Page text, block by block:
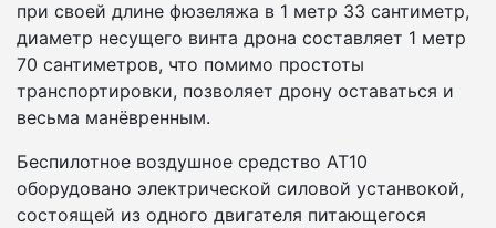
при своей длине фюзеляжа в 1 метр 33 сантиметр,
диаметр несущего винта дрона составляет 1 метр
70 сантиметров, что помимо простоты
транспортировки, позволяет дрону оставаться и
весьма манёвренным.
Беспилотное воздушное средство AT10
оборудовано электрической силовой устанвокой,
состоящей из одного двигателя питающегося